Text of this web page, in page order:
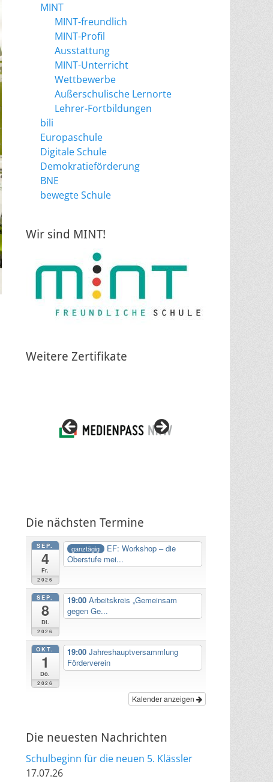
MINT
MINT-freundlich
MINT-Profil
Ausstattung
MINT-Unterricht
Wettbewerbe
Außerschulische Lernorte
Lehrer-Fortbildungen
bili
Europaschule
Digitale Schule
Demokratieförderung
BNE
bewegte Schule
Wir sind MINT!
Weitere Zertifikate
Die nächsten Termine
SEP.
4
Fr.
2026
ganztägig
EF: Workshop – die
Oberstufe mei...
SEP.
8
Di.
2026
19:00 Arbeitskreis „Gemeinsam
gegen Ge...
OKT.
1
Do.
2026
19:00 Jahreshauptversammlung
Förderverein
Kalender anzeigen
Die neuesten Nachrichten
Schulbeginn für die neuen 5. Klässler
17.07.26